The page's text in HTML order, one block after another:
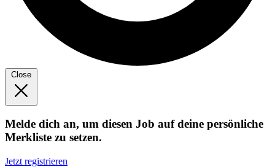
Close
Melde dich an, um diesen Job auf deine persönliche
Merkliste zu setzen.
Jetzt registrieren